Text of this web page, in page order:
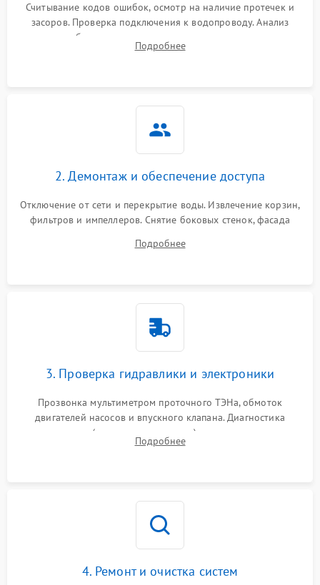
Считывание кодов ошибок, осмотр на наличие протечек и
засоров. Проверка подключения к водопроводу. Анализ
жалоб на отсутствие слива, нагрева, вращения
разбрызгивателей или срабатывание системы защиты
Подробнее
2. Демонтаж и обеспечение доступа
Отключение от сети и перекрытие воды. Извлечение корзин,
фильтров и импеллеров. Снятие боковых стенок, фасада
циркуляционному насосу, ТЭНу и сливной помпе.
Подробнее
3. Проверка гидравлики и электроники
Прозвонка мультиметром проточного ТЭНа, обмоток
двигателей насосов и впускного клапана. Диагностика
прессостата (датчика уровня воды), датчика мутности,
концевика дверцы и электронного модуля управления.
Подробнее
4. Ремонт и очистка систем